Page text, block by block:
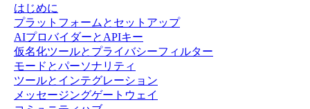
はじめに
プラットフォームとセットアップ
AIプロバイダーとAPIキー
仮名化ツールとプライバシーフィルター
モードとパーソナリティ
ツールとインテグレーション
メッセージングゲートウェイ